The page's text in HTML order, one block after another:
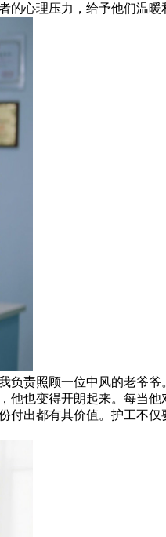
心理压力，给予他们温暖
照顾一位中风的老爷爷
也变得开朗起来。每当他
都有其价值。护工不仅